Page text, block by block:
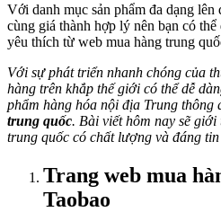
Với danh mục sản phẩm đa dạng lên
cùng giá thành hợp lý nên bạn có
yêu thích từ web mua hàng trung
Với sự phát triển nhanh chóng của
hàng trên khắp thế giới có thể dễ
phẩm hàng hóa nội địa Trung thông
trung quốc. Bài viết hôm nay sẽ
trung quốc có chất lượng và đáng
Trang web mua
Taobao